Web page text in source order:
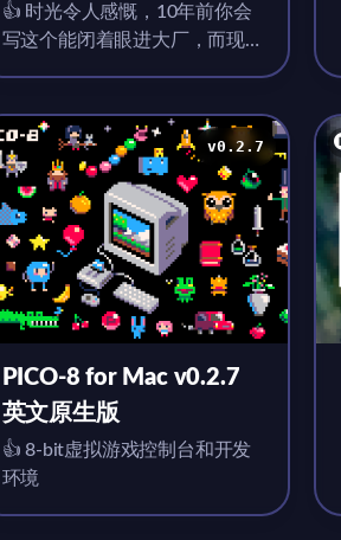
v2026.04.21 中文原生版
👍 时光令人感慨，10年前你会
写这个能闭着眼进大厂，而现
v0.2.7
PICO-8 for Mac v0.2.7
英文原生版
👍 8-bit虚拟游戏控制台和开发
环境